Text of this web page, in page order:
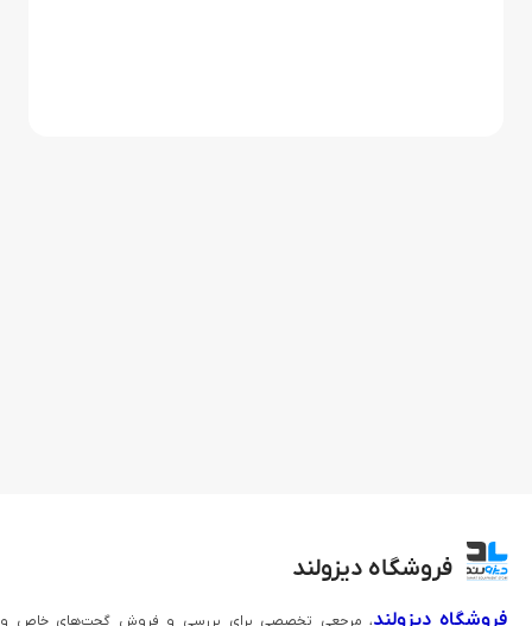
فروشگاه دیزولند
فروشگاه دیزولند، مرجعی تخصصی برای بررسی و فروش گجت‌های خاص و